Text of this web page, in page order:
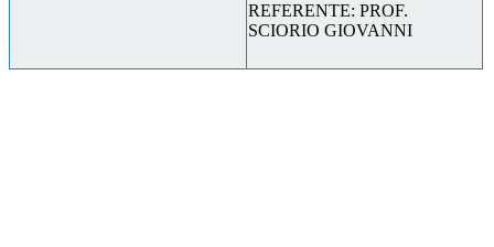
REFERENTE: PROF.
SCIORIO GIOVANNI